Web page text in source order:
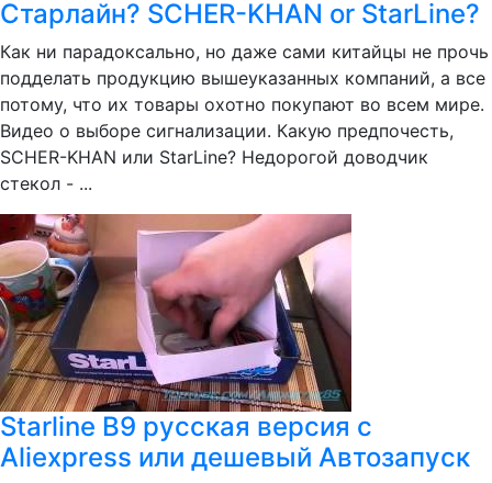
Старлайн? SCHER-KHAN or StarLine?
Как ни парадоксально, но даже сами китайцы не прочь
подделать продукцию вышеуказанных компаний, а все
потому, что их товары охотно покупают во всем мире.
Видео о выборе сигнализации. Какую предпочесть,
SCHER-KHAN или StarLine? Недорогой доводчик
стекол - ...
Starline B9 русская версия с
Aliexpress или дешевый Автозапуск